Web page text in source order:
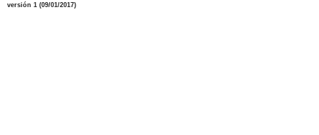
versión 1 (09/01/2017)